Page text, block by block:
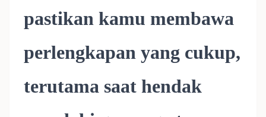
pastikan kamu membawa
perlengkapan yang cukup,
terutama saat hendak